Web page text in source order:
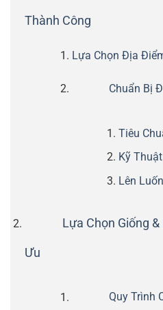
Thành Công
Lựa Chọn Địa
Chuẩn Bị
Tiêu
Kỹ
Lên
Lựa Chọn Giống
Ưu
Quy Trình